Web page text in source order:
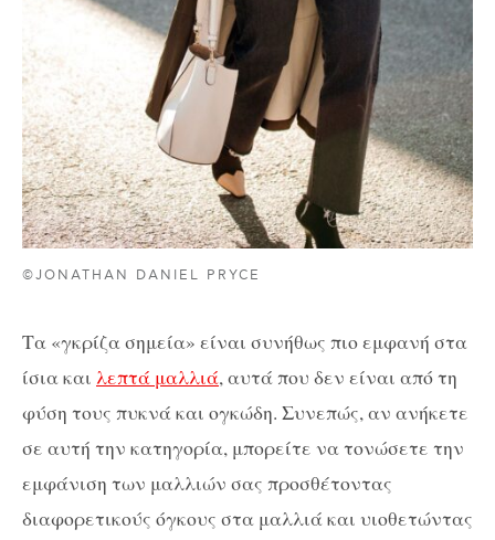
©JONATHAN DANIEL PRYCE
Τα «γκρίζα σημεία» είναι συνήθως πιο εμφανή στα
ίσια και λεπτά μαλλιά, αυτά που δεν είναι από τη
φύση τους πυκνά και ογκώδη. Συνεπώς, αν ανήκετε
σε αυτή την κατηγορία, μπορείτε να τονώσετε την
εμφάνιση των μαλλιών σας προσθέτοντας
διαφορετικούς όγκους στα μαλλιά και υιοθετώντας